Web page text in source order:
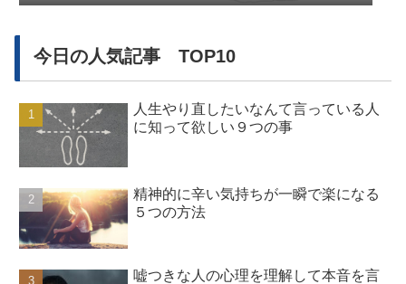
今日の人気記事 TOP10
人生やり直したいなんて言っている人
に知って欲しい９つの事
精神的に辛い気持ちが一瞬で楽になる
５つの方法
嘘つきな人の心理を理解して本音を言